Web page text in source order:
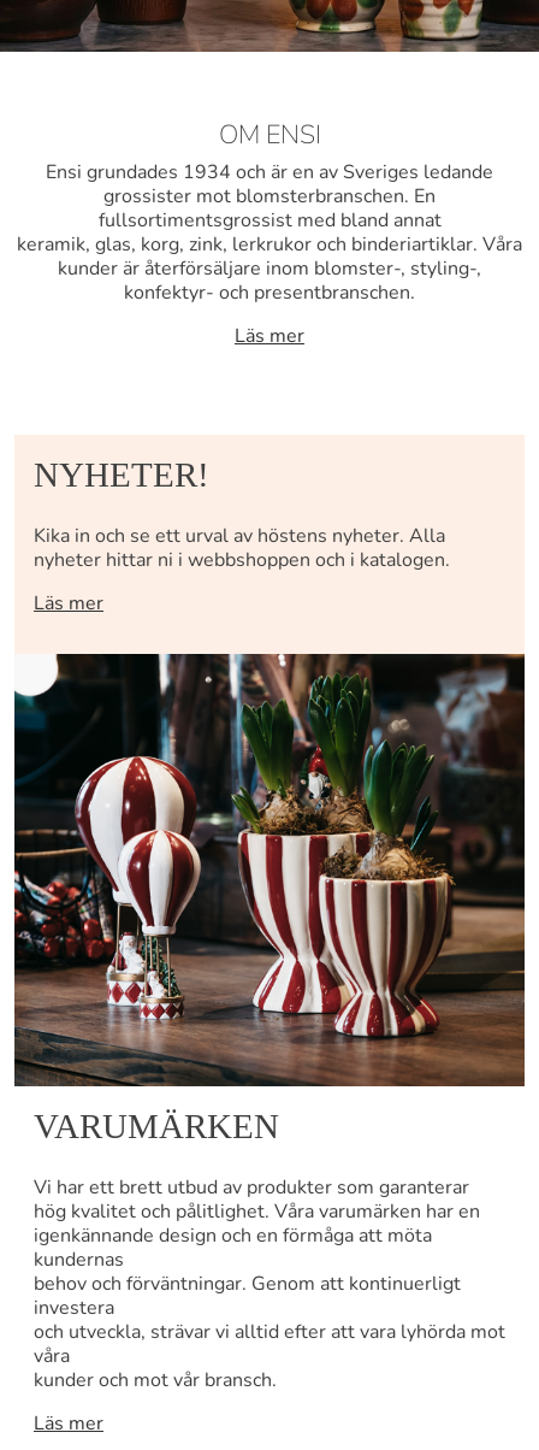
OM ENSI
Ensi grundades 1934 och är en av Sveriges ledande
grossister mot blomsterbranschen. En
fullsortimentsgrossist med bland annat
keramik, glas, korg, zink, lerkrukor och binderiartiklar. Våra
kunder är återförsäljare inom blomster-, styling-,
konfektyr- och presentbranschen.
Läs mer
NYHETER!
Kika in och se ett urval av höstens nyheter. Alla
nyheter hittar ni i webbshoppen och i katalogen.
Läs mer
VARUMÄRKEN
Vi har ett brett utbud av produkter som garanterar
hög kvalitet och pålitlighet. Våra varumärken har en
igenkännande design och en förmåga att möta
kundernas
behov och förväntningar. Genom att kontinuerligt
investera
och utveckla, strävar vi alltid efter att vara lyhörda mot
våra
kunder och mot vår bransch.
Läs mer